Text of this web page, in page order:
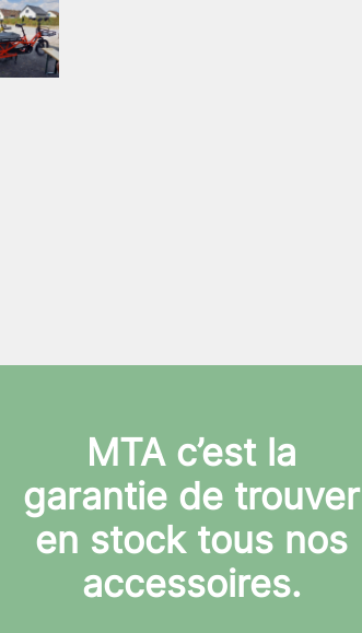
MTA c’est la
garantie de trouver
en stock tous nos
accessoires.